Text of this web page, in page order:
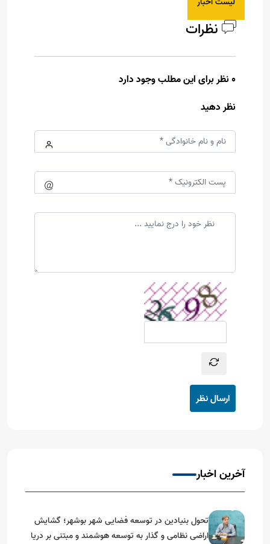
نظرات
0 نظر برای این مطلب وجود دارد
نظر دهید
ارسال نظر
آخرین اخبار
تحول بنیادین در توسعه فضایی شهر بوشهر؛ گشایش
اراضی نظامی و گذار به توسعه هوشمند و مبتنی بر دریا